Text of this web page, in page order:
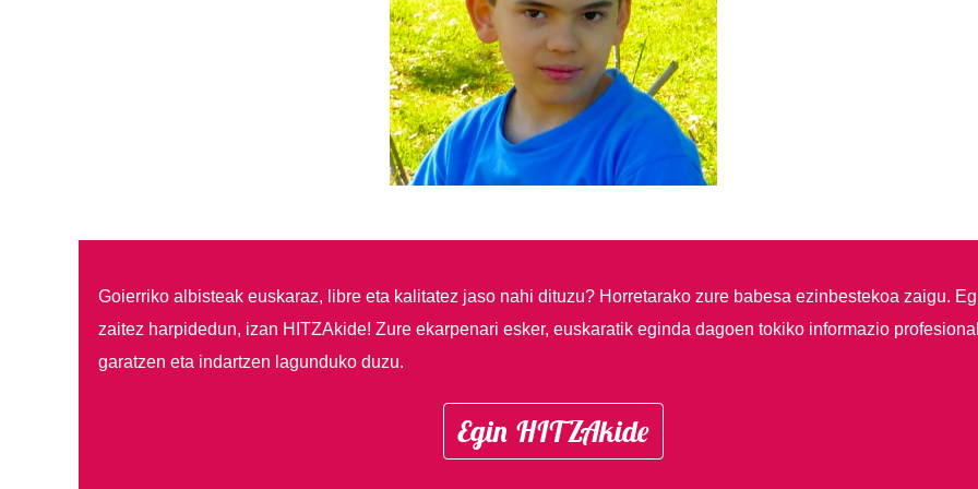
Goierriko albisteak euskaraz, libre eta kalitatez jaso nahi dituzu? Horretarako zure babesa ezinbestekoa zaigu.
zaitez harpidedun, izan HITZAkide! Zure ekarpenari esker, euskaratik eginda dagoen tokiko informazio
garatzen eta indartzen lagunduko duzu.
Egin HITZAkide